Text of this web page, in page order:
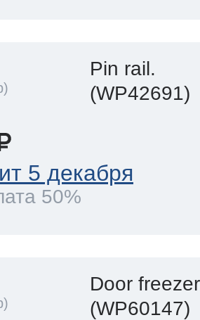
Pin rail.
(WP42691)
5 декабря
50%
Door
(WP60147)